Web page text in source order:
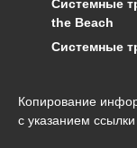
Системные
the Beach
Системные
Копирование
с указанием